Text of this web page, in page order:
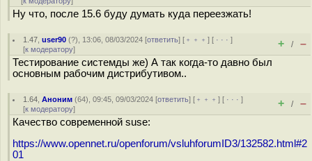
Ну что, после 15.6 буду думать куда переезжать!
1.47 ,user90 (?), 13:06, 08/03/2024 [ответить] [ ﹢﹢﹢] [ · · ·]
[к модератору] + / –
Тестирование системды же) А так когда-то давно был
основным рабочим дистрибутивом..
1.64 ,Аноним (64), 09:45, 09/03/2024 [ответить] [ ﹢﹢﹢] [ · · ·]
[к модератору] + / –
Качество современной suse:
https://www.opennet.ru/openforum/vsluhforumID3/132582.html#2
01